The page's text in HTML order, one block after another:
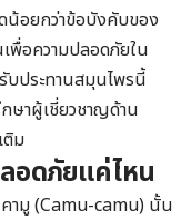
น้อยกว่าข้อบังคับของ
พื่อความปลอดภัยใน
บประทานสมุนไพรนี้
ษาผู้เชี่ยวชาญด้าน
ติม
อดภัยแค่ไหน
ามู (Camu-camu) นั้น